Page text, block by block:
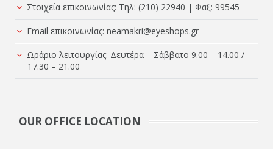
Στοιχεία επικοινωνίας: Τηλ: (210) 22940 | Φαξ: 99545
Email επικοινωνίας:neamakri@eyeshops.gr
Ωράριο λειτουργίας: Δευτέρα – Σάββατο 9.00 – 14.00 /
17.30 – 21.00
OUR OFFICE LOCATION